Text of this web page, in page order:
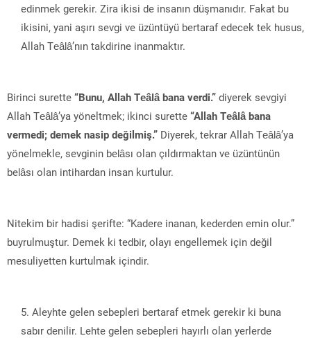
edinmek gerekir. Zira ikisi de insanın düşmanıdır. Fakat bu
ikisini, yani aşırı sevgi ve üzüntüyü bertaraf edecek tek husus,
Allah Teâlâ’nın takdirine inanmaktır.
Birinci surette “Bunu, Allah Teâlâ bana verdi.” diyerek sevgiyi
Allah Teâlâ’ya yöneltmek; ikinci surette “Allah Teâlâ bana
vermedi; demek nasip değilmiş.” Diyerek, tekrar Allah Teâlâ’ya
yönelmekle, sevginin belâsı olan çıldırmaktan ve üzüntünün
belâsı olan intihardan insan kurtulur.
Nitekim bir hadisi şerifte: “Kadere inanan, kederden emin olur.”
buyrulmuştur. Demek ki tedbir, olayı engellemek için değil
mesuliyetten kurtulmak içindir.
Aleyhte gelen sebepleri bertaraf etmek gerekir ki buna
sabır denilir. Lehte gelen sebepleri hayırlı olan yerlerde